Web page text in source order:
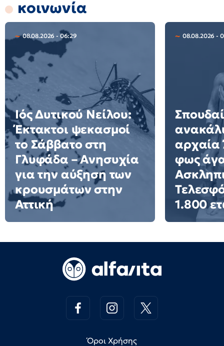
κοινωνία
08.08.2026 - 06:29
Ιός Δυτικού Νείλου:
Έκτακτοι ψεκασμοί
το Σάββατο στη
Γλυφάδα – Ανησυχία
για την αύξηση των
κρουσμάτων στην
Αττική
08.08.2026 -
αρχαία
φως
1.800
Όροι Χρήσης